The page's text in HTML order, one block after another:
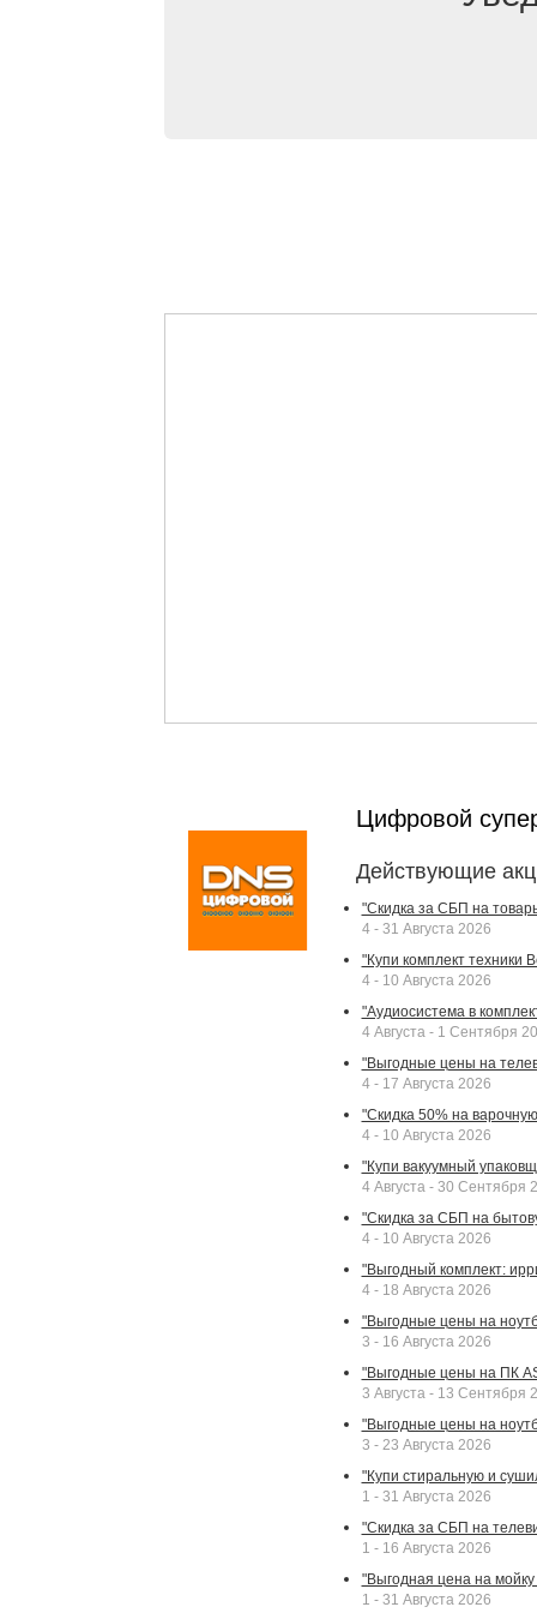
Цифровой
Действующие
"Скидка за СБП на
4 - 31 Августа 2026
"Купи комплект техники
4 - 10 Августа 2026
"Аудиосистема в
4 Августа - 1 Сентября
"Выгодные цены на
4 - 17 Августа 2026
"Скидка 50% на
4 - 10 Августа 2026
"Купи вакуумный
4 Августа - 30 Сентября
"Скидка за СБП на
4 - 10 Августа 2026
"Выгодный комплект:
4 - 18 Августа 2026
"Выгодные цены на
3 - 16 Августа 2026
"Выгодные цены на ПК
3 Августа - 13 Сентября
"Выгодные цены на
3 - 23 Августа 2026
"Купи стиральную и
1 - 31 Августа 2026
"Скидка за СБП на
1 - 16 Августа 2026
"Выгодная цена на
1 - 31 Августа 2026